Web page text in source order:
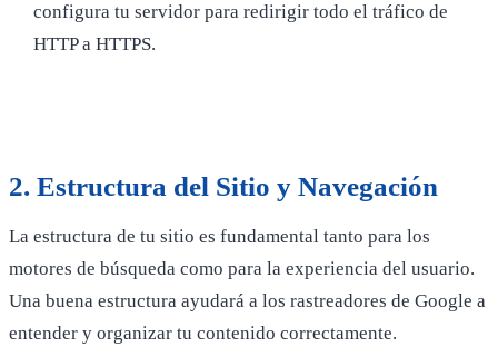
configura tu servidor para redirigir todo el tráfico de
HTTP a HTTPS.
2. Estructura del Sitio y Navegación
La estructura de tu sitio es fundamental tanto para los
motores de búsqueda como para la experiencia del usuario.
Una buena estructura ayudará a los rastreadores de Google a
entender y organizar tu contenido correctamente.